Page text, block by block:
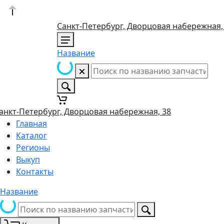
Санкт-Петербург, Дворцовая
Название
Петербург, Дворцовая набережная, 38
Главная
Каталог
Регионы
Выкуп
Контакты
Название